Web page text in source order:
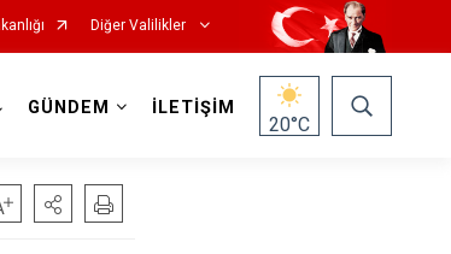
Diğer Valilikler
GÜNDEM İLETİŞİM
20°C